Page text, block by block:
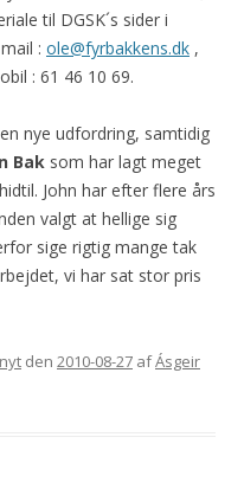
til DGSK´s sider i
: ole@fyrbakkens.dk ,
: 61 46 10 69.
nye udfordring, samtidig
Bak som har lagt meget
John har efter flere års
valgt at hellige sig
sige rigtig mange tak
vi har sat stor pris
den 2010-08-27 afÁsgeir